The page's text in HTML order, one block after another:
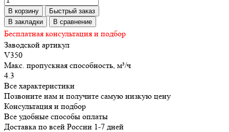
В корзину
Быстрый заказ
В закладки
В сравнение
Бесплатная консультация и подбор
Заводской артикул
V350
Макс. пропускная способность, м³/ч
4.3
Все характеристики
Позвоните нам и получите самую низкую цену
Консультация и подбор
Все удобные способы оплаты
Доставка по всей России 1-7 дней